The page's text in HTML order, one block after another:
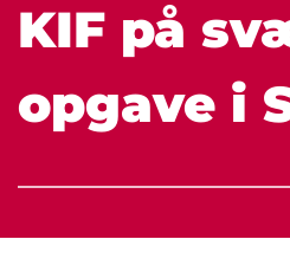
KIF på
opgave i